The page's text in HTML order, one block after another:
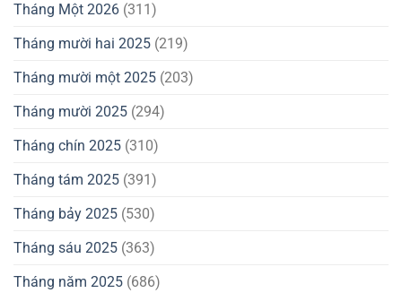
Tháng Một 2026 (311)
Tháng mười hai 2025 (219)
Tháng mười một 2025 (203)
Tháng mười 2025 (294)
Tháng chín 2025 (310)
Tháng tám 2025 (391)
Tháng bảy 2025 (530)
Tháng sáu 2025 (363)
Tháng năm 2025 (686)